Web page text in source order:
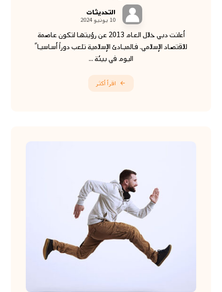
التحديثات
10 يونيو 2024
أعلنت دبي خلال العام 2013 عن رؤيتها لتكون عاصمة
للاقتصاد الإسلامي. فالمبادئ الإسلامية تلعب دوراً أساسيا ً
اليوم في بيئة ...
اقرأ أكثر